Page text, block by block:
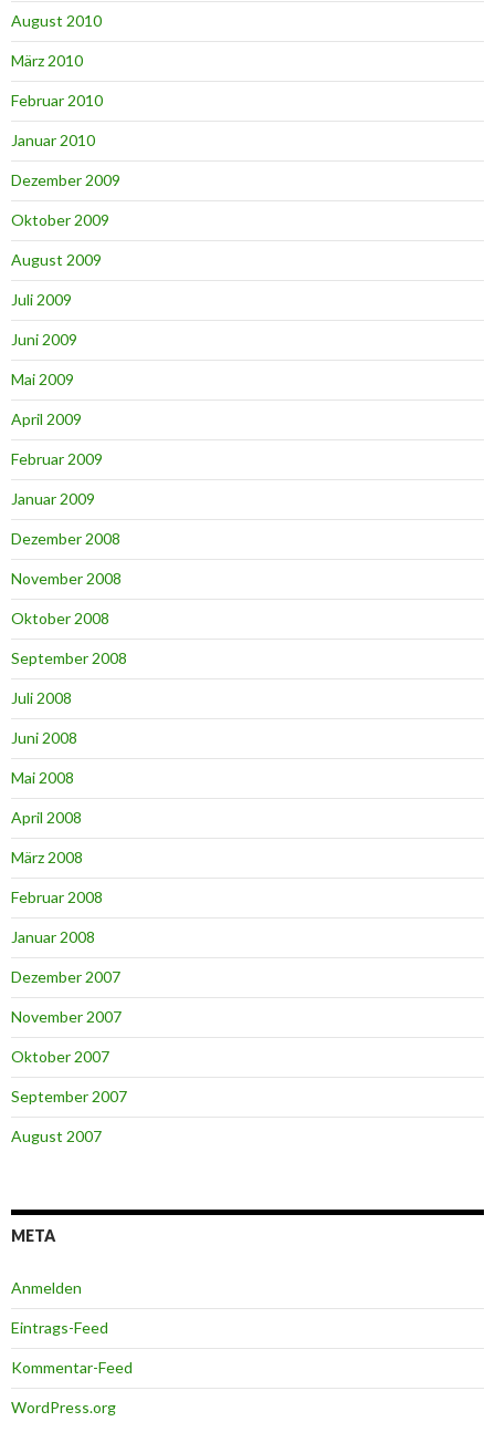
August 2010
März 2010
Februar 2010
Januar 2010
Dezember 2009
Oktober 2009
August 2009
Juli 2009
Juni 2009
Mai 2009
April 2009
Februar 2009
Januar 2009
Dezember 2008
November 2008
Oktober 2008
September 2008
Juli 2008
Juni 2008
Mai 2008
April 2008
März 2008
Februar 2008
Januar 2008
Dezember 2007
November 2007
Oktober 2007
September 2007
August 2007
META
Anmelden
Eintrags-Feed
Kommentar-Feed
WordPress.org